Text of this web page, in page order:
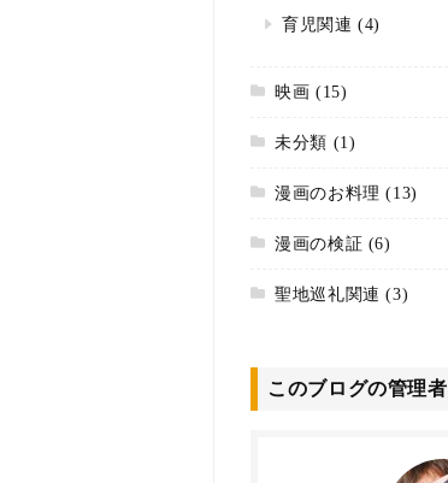
育児関連 (4)
映画 (15)
未分類 (1)
漫画のお料理 (13)
漫画の検証 (6)
聖地巡礼関連 (3)
このブログの管理者